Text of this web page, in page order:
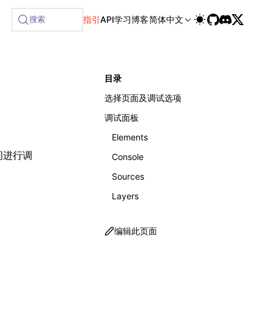
/next/zh/llms-full.txt, and this page is available
搜索 指引API学习博客简体中文
行调
目录
选择页面及调试选项
调试面板
Elements
Console
Sources
Layers
编辑此页面